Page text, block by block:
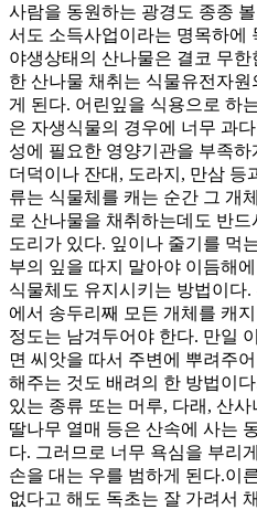
사람을 동원하는 광경도 종종
서도 소득사업이라는 명목하에
야생상태의 산나물은 결코 무
한 산나물 채취는 식물유전자
게 된다. 어린잎을 식용으로 하
은 자생식물의 경우에 너무 과
성에 필요한 영양기관을 부족
더덕이나 잔대, 도라지, 만삼 등
류는 식물체를 캐는 순간 그 개
로 산나물을 채취하는데도 반
도리가 있다. 잎이나 줄기를 먹
부의 잎을 따지 말아야 이듬해
식물체도 유지시키는 방법이다.
에서 송두리째 모든 개체를 캐
정도는 남겨두어야 한다. 만일
면 씨앗을 따서 주변에 뿌려주
해주는 것도 배려의 한 방법이
있는 종류 또는 머루, 다래, 산
딸나무 열매 등은 산속에 사는
다. 그러므로 너무 욕심을 부리
손을 대는 우를 범하게 된다.이
없다고 해도 독초는 잘 가려서